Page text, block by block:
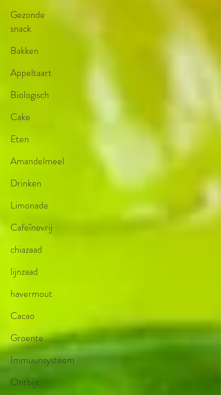
Gezonde
snack
Bakken
Appeltaart
Biologisch
Cake
Eten
Amandelmeel
Drinken
Limonade
Cafeïnevrij
chiazaad
lijnzaad
havermout
Cacao
Groente
Immuunsysteem
Ontbijt